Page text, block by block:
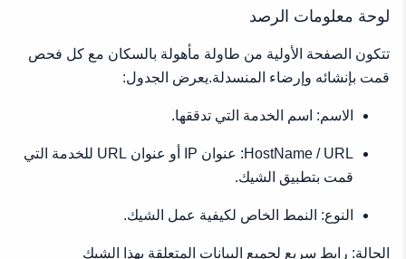
لوحة معلومات الرصد
تتكون الصفحة الأولية من طاولة مأهولة بالسكان مع كل فحص
قمت بإنشائه وإرضاء المنسدلة.يعرض الجدول:
الاسم: اسم الخدمة التي تدققها.
HostName / URL: عنوان IP أو عنوان URL للخدمة التي
قمت بتطبيق الشيك.
النوع: النمط الخاص لكيفية عمل الشيك.
الحالة: رابط سريع لجميع البيانات المتعلقة بهذا الشيك